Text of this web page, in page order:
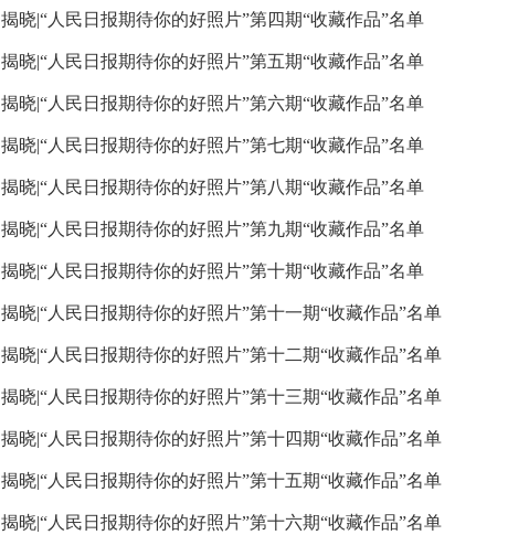
揭晓|“人民日报期待你的好照片”第四期“收藏作品”名单
揭晓|“人民日报期待你的好照片”第五期“收藏作品”名单
揭晓|“人民日报期待你的好照片”第六期“收藏作品”名单
揭晓|“人民日报期待你的好照片”第七期“收藏作品”名单
揭晓|“人民日报期待你的好照片”第八期“收藏作品”名单
揭晓|“人民日报期待你的好照片”第九期“收藏作品”名单
揭晓|“人民日报期待你的好照片”第十期“收藏作品”名单
揭晓|“人民日报期待你的好照片”第十一期“收藏作品”名单
揭晓|“人民日报期待你的好照片”第十二期“收藏作品”名单
揭晓|“人民日报期待你的好照片”第十三期“收藏作品”名单
揭晓|“人民日报期待你的好照片”第十四期“收藏作品”名单
揭晓|“人民日报期待你的好照片”第十五期“收藏作品”名单
揭晓|“人民日报期待你的好照片”第十六期“收藏作品”名单